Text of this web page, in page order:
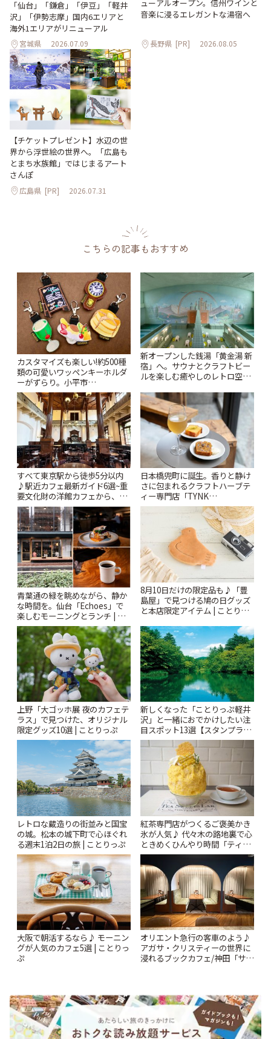
「仙台」「鎌倉」「伊豆」「軽井
沢」「伊勢志摩」国内6エリアと
海外1エリアがリニューアル
宮城県 2026.07.09
ューアルオープン。信州ワインと
音楽に浸るエレガントな湯宿へ
長野県 [PR] 2026.08.05
【チケットプレゼント】水辺の世
界から浮世絵の世界へ。「広島も
とまち水族館」ではじまるアート
さんぽ
広島県 [PR] 2026.07.31
こちらの記事もおすすめ
カスタマイズも楽しい!約500種
類の可愛いワッペンキーホルダ
ーがずらり。小平市
「Kimamaya T&K」 | ことりっ
ぷ
新オープンした銭湯「黄金湯 新
宿」へ。サウナとクラフトビー
ルを楽しむ癒やしのレトロ空間
すべて東京駅から徒歩5分以内
♪駅近カフェ最新ガイド6選~重
要文化財の洋館カフェから、改
札すぐのレトロ喫茶まで~ | こと
りっぷ
日本橋兜町に誕生。香りと静け
さに包まれるクラフトハーブテ
ィー専門店「TYNK
Kabutocho」 | ことりっぷ
青葉通の緑を眺めながら、静か
な時間を。仙台「Echoes」で
楽しむモーニングとランチ | こ
とりっぷ
8月10日だけの限定品も♪「豊
島屋」で見つける鳩の日グッズ
と本店限定アイテム | ことりっ
上野「大ゴッホ展 夜のカフェテ
ラス」で見つけた、オリジナル
限定グッズ10選 | ことりっぷ
新しくなった「ことりっぷ軽井
沢」と一緒におでかけしたい注
目スポット13選【スタンプラリ
ー開催中】 | ことりっぷ
レトロな蔵造りの街並みと国宝
の城。松本の城下町で心ほぐれ
る週末1泊2日の旅 | ことりっぷ
紅茶専門店がつくるご褒美かき
氷が人気♪ 代々木の路地裏で心
ときめくひんやり時間「ティー
スイーツ ラボ コンテナート」 |
ことりっぷ
大阪で朝活するなら♪ モーニン
グが人気のカフェ5選 | ことりっ
ぷ
オリエント急行の客車のよう♪
アガサ・クリスティーの世界に
浸れるブックカフェ/神田「サロ